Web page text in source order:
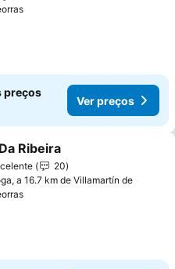
preços
Ver preços
aos favoritos
Ribeira
20
a 16.7 km de Villamartín de